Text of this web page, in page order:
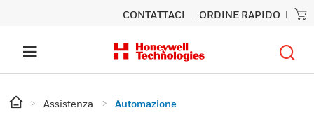
CONTATTACI ORDINE RAPIDO
Assistenza Automazione